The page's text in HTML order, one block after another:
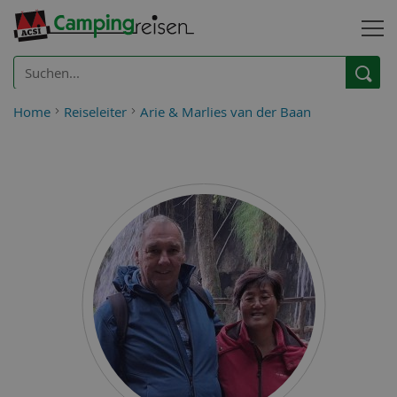
Home Reiseleiter Arie & Marlies van der Baan